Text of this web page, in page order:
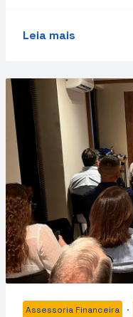
Leia mais
Assessoria Financeira ·